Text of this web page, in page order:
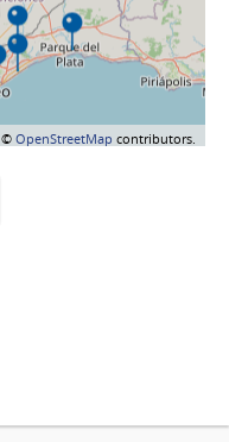
©OpenStreetMap contributors.